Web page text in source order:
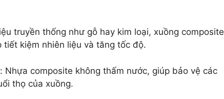
truyền thống như gỗ hay kim loại, xuồng composite
kiệm nhiên liệu và tăng tốc độ.
composite không thấm nước, giúp bảo vệ các
thọ của xuồng.